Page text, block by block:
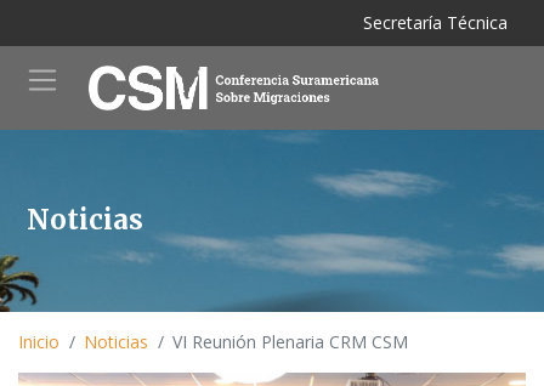
al
contenido
principal
Secretaría Técnica
Noticias
Inicio Noticias VI Reunión Plenaria CRM CSM